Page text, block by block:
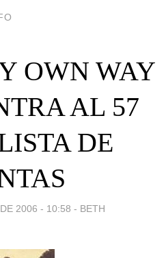
OWN WAY
AL 57
DE
2006 - 10:58 - BETH